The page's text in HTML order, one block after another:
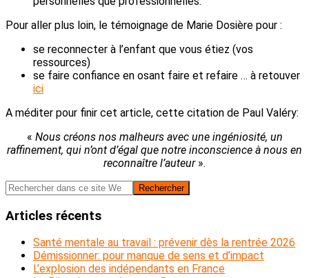
Pour aller plus loin, le témoignage de Marie Dosière pour :
se reconnecter à l’enfant que vous étiez (vos
ressources)
se faire confiance en osant faire et refaire … à retouver
ici
A méditer pour finir cet article, cette citation de Paul Valéry:
« Nous créons nos malheurs avec une ingéniosité, un
raffinement, qui n’ont d’égal que notre inconscience à nous en
reconnaître l’auteur».
Barre
latérale
Rechercher
dans
ce
Web
Articles récents
Santé mentale au travail : prévenir dès la rentrée 2026
Démissionner: pour manque de sens et d’impact
L’explosion des indépendants en France